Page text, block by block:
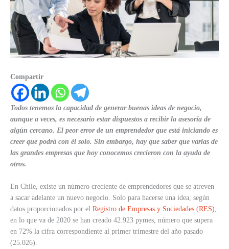
Compartir
Todos tenemos la capacidad de generar buenas ideas de negocio,
aunque a veces, es necesario estar dispuestos a recibir la asesoría de
algún cercano. El peor error de un emprendedor que está iniciando es
creer que podrá con él solo. Sin embargo, hay que saber que varias de
las grandes empresas que hoy conocemos crecieron con la ayuda de
otros.
En Chile, existe un número creciente de emprendedores que se atreven
a sacar adelante un nuevo negocio. Solo para hacerse una idea, según
datos proporcionados por el Registro de Empresas y Sociedades (RES),
en lo que va de 2020 se han creado 42.923 pymes, número que supera
en 72% la cifra correspondiente al primer trimestre del año pasado
(25.026).